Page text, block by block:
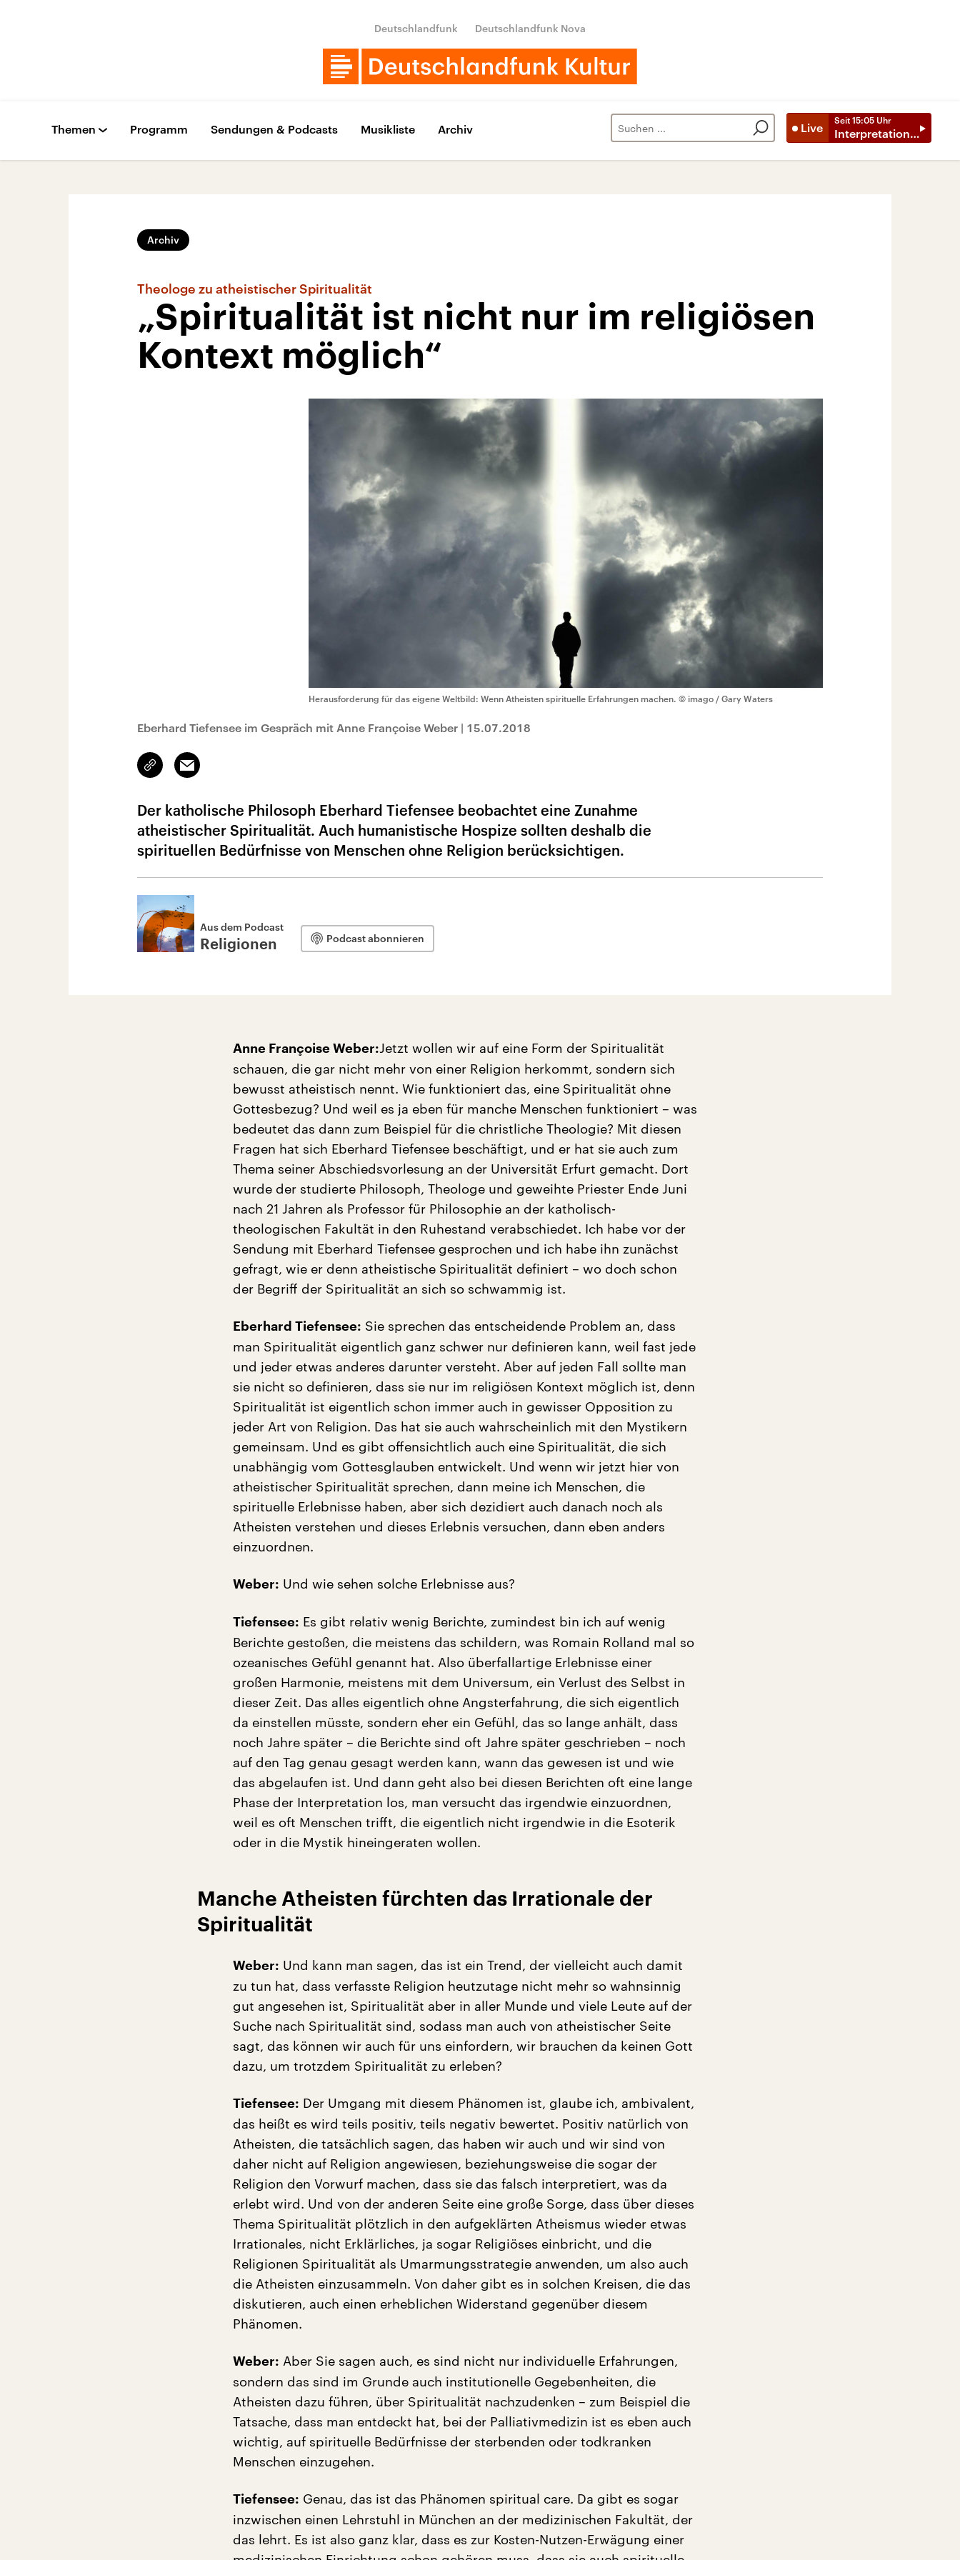
Deutschlandfunk Deutschlandfunk Nova
Live
Seit 15:05 Uhr
Interpretationen
Themen Programm Sendungen & Podcasts Musikliste Archiv
Archiv
Theologe zu atheistischer Spiritualität
„Spiritualität ist nicht nur im religiösen
Kontext möglich“
Herausforderung für das eigene Weltbild: Wenn Atheisten spirituelle Erfahrungen machen. © imago / Gary Waters
Eberhard Tiefensee im Gespräch mit Anne Françoise Weber | 15.07.2018
Link
kopieren/teilen
Email
Der katholische Philosoph Eberhard Tiefensee beobachtet eine Zunahme
atheistischer Spiritualität. Auch humanistische Hospize sollten deshalb die
spirituellen Bedürfnisse von Menschen ohne Religion berücksichtigen.
Aus dem Podcast
Religionen Podcast abonnieren
Anne Françoise Weber:Jetzt wollen wir auf eine Form der Spiritualität
schauen, die gar nicht mehr von einer Religion herkommt, sondern sich
bewusst atheistisch nennt. Wie funktioniert das, eine Spiritualität ohne
Gottesbezug? Und weil es ja eben für manche Menschen funktioniert – was
bedeutet das dann zum Beispiel für die christliche Theologie? Mit diesen
Fragen hat sich Eberhard Tiefensee beschäftigt, und er hat sie auch zum
Thema seiner Abschiedsvorlesung an der Universität Erfurt gemacht. Dort
wurde der studierte Philosoph, Theologe und geweihte Priester Ende Juni
nach 21 Jahren als Professor für Philosophie an der katholisch-
theologischen Fakultät in den Ruhestand verabschiedet. Ich habe vor der
Sendung mit Eberhard Tiefensee gesprochen und ich habe ihn zunächst
gefragt, wie er denn atheistische Spiritualität definiert – wo doch schon
der Begriff der Spiritualität an sich so schwammig ist.
Eberhard Tiefensee: Sie sprechen das entscheidende Problem an, dass
man Spiritualität eigentlich ganz schwer nur definieren kann, weil fast jede
und jeder etwas anderes darunter versteht. Aber auf jeden Fall sollte man
sie nicht so definieren, dass sie nur im religiösen Kontext möglich ist, denn
Spiritualität ist eigentlich schon immer auch in gewisser Opposition zu
jeder Art von Religion. Das hat sie auch wahrscheinlich mit den Mystikern
gemeinsam. Und es gibt offensichtlich auch eine Spiritualität, die sich
unabhängig vom Gottesglauben entwickelt. Und wenn wir jetzt hier von
atheistischer Spiritualität sprechen, dann meine ich Menschen, die
spirituelle Erlebnisse haben, aber sich dezidiert auch danach noch als
Atheisten verstehen und dieses Erlebnis versuchen, dann eben anders
einzuordnen.
Weber: Und wie sehen solche Erlebnisse aus?
Tiefensee: Es gibt relativ wenig Berichte, zumindest bin ich auf wenig
Berichte gestoßen, die meistens das schildern, was Romain Rolland mal so
ozeanisches Gefühl genannt hat. Also überfallartige Erlebnisse einer
großen Harmonie, meistens mit dem Universum, ein Verlust des Selbst in
dieser Zeit. Das alles eigentlich ohne Angsterfahrung, die sich eigentlich
da einstellen müsste, sondern eher ein Gefühl, das so lange anhält, dass
noch Jahre später – die Berichte sind oft Jahre später geschrieben – noch
auf den Tag genau gesagt werden kann, wann das gewesen ist und wie
das abgelaufen ist. Und dann geht also bei diesen Berichten oft eine lange
Phase der Interpretation los, man versucht das irgendwie einzuordnen,
weil es oft Menschen trifft, die eigentlich nicht irgendwie in die Esoterik
oder in die Mystik hineingeraten wollen.
Manche Atheisten fürchten das Irrationale der
Spiritualität
Weber: Und kann man sagen, das ist ein Trend, der vielleicht auch damit
zu tun hat, dass verfasste Religion heutzutage nicht mehr so wahnsinnig
gut angesehen ist, Spiritualität aber in aller Munde und viele Leute auf der
Suche nach Spiritualität sind, sodass man auch von atheistischer Seite
sagt, das können wir auch für uns einfordern, wir brauchen da keinen Gott
dazu, um trotzdem Spiritualität zu erleben?
Tiefensee: Der Umgang mit diesem Phänomen ist, glaube ich, ambivalent,
das heißt es wird teils positiv, teils negativ bewertet. Positiv natürlich von
Atheisten, die tatsächlich sagen, das haben wir auch und wir sind von
daher nicht auf Religion angewiesen, beziehungsweise die sogar der
Religion den Vorwurf machen, dass sie das falsch interpretiert, was da
erlebt wird. Und von der anderen Seite eine große Sorge, dass über dieses
Thema Spiritualität plötzlich in den aufgeklärten Atheismus wieder etwas
Irrationales, nicht Erklärliches, ja sogar Religiöses einbricht, und die
Religionen Spiritualität als Umarmungsstrategie anwenden, um also auch
die Atheisten einzusammeln. Von daher gibt es in solchen Kreisen, die das
diskutieren, auch einen erheblichen Widerstand gegenüber diesem
Phänomen.
Weber: Aber Sie sagen auch, es sind nicht nur individuelle Erfahrungen,
sondern das sind im Grunde auch institutionelle Gegebenheiten, die
Atheisten dazu führen, über Spiritualität nachzudenken – zum Beispiel die
Tatsache, dass man entdeckt hat, bei der Palliativmedizin ist es eben auch
wichtig, auf spirituelle Bedürfnisse der sterbenden oder todkranken
Menschen einzugehen.
Tiefensee: Genau, das ist das Phänomen spiritual care. Da gibt es sogar
inzwischen einen Lehrstuhl in München an der medizinischen Fakultät, der
das lehrt. Es ist also ganz klar, dass es zur Kosten-Nutzen-Erwägung einer